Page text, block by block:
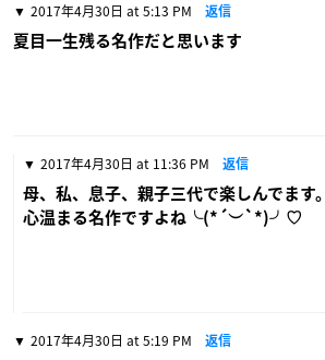
2017年4月30日 at 5:13 PM 返信
夏目一生残る名作だと思います
2017年4月30日 at 11:36 PM 返信
母、私、息子、親子三代で楽しんでます。
心温まる名作ですよね╰(*´︶`*)╯♡
2017年4月30日 at 5:19 PM 返信